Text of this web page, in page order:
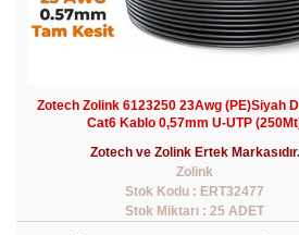
Zotech Zolink 6123250 23Awg (PE)Siyah
Cat6 Kablo 0,57mm U-UTP
Zotech ve Zolink Ertek Markasıdır.
Zolink
Stok Kodu : ERT32477
Stok Miktarı : 25 ADET